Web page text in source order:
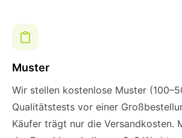
Muster
Wir stellen kostenlose Muster
Qualitätstests vor einer
Käufer trägt nur die Versandkosten.